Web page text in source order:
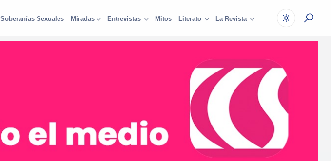
Soberanías Sexuales Miradas Entrevistas Mitos Literato La Revista